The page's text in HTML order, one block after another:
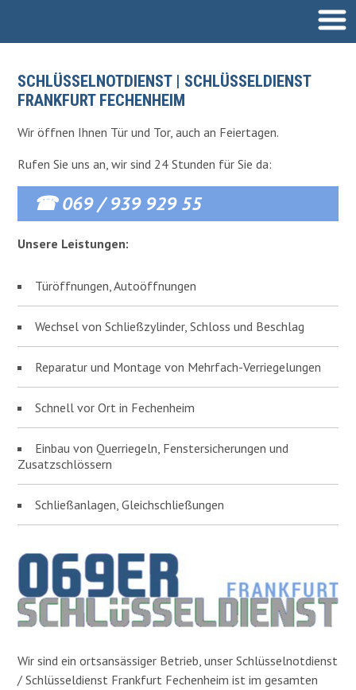
EINBRUCHSCHUTZ
SCHLIESSANLAGEN
SCHLÜSSELNOTDIENST | SCHLÜSSELDIENST
FRANKFURT FECHENHEIM
Wir öffnen Ihnen Tür und Tor, auch an Feiertagen.
Rufen Sie uns an, wir sind 24 Stunden für Sie da:
☎ 069 / 939 929 55
Unsere Leistungen:
Türöffnungen, Autoöffnungen
Wechsel von Schließzylinder, Schloss und Beschlag
Reparatur und Montage von Mehrfach-Verriegelungen
Schnell vor Ort in Fechenheim
Einbau von Querriegeln, Fenstersicherungen und
Zusatzschlössern
Schließanlagen, Gleichschließungen
Wir sind ein ortsansässiger Betrieb, unser Schlüsselnotdienst
/ Schlüsseldienst Frankfurt Fechenheim ist im gesamten